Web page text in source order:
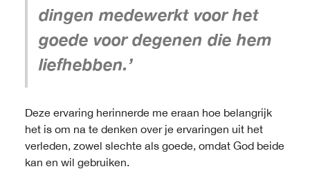
dingen medewerkt voor het
goede voor degenen die hem
liefhebben.’
Deze ervaring herinnerde me eraan hoe belangrijk
het is om na te denken over je ervaringen uit het
verleden, zowel slechte als goede, omdat God beide
kan en wil gebruiken.